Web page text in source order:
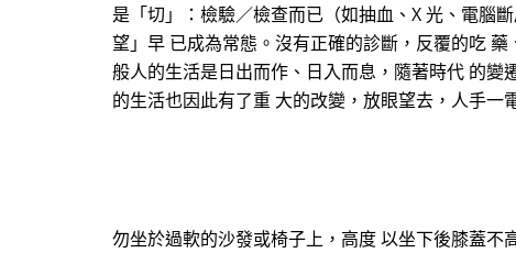
是「切」：檢驗／檢查而已（如抽血、X 光、電腦
望」早 已成為常態。沒有正確的診斷，反覆的吃
般人的生活是日出而作、日入而息，隨著時代 的
的生活也因此有了重 大的改變，放眼望去，人手
勿坐於過軟的沙發或椅子上，高度 以坐下後膝蓋不